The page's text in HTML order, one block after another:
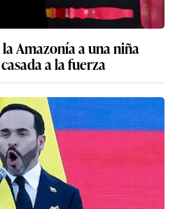
Amazonía a una niña
a la fuerza